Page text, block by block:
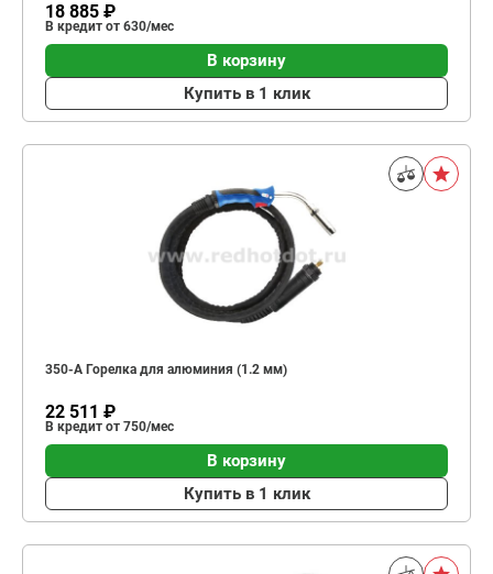
18 885 ₽
В кредит от 630/мес
В корзину
Купить в 1 клик
350-А Горелка для алюминия (1.2 мм)
22 511 ₽
В кредит от 750/мес
В корзину
Купить в 1 клик